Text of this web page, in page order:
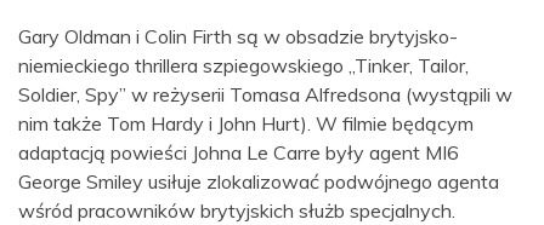
Gary Oldman i Colin Firth są w obsadzie brytyjsko-
niemieckiego thrillera szpiegowskiego „Tinker, Tailor,
Soldier, Spy” w reżyserii Tomasa Alfredsona (wystąpili w
nim także Tom Hardy i John Hurt). W filmie będącym
adaptacją powieści Johna Le Carre były agent MI6
George Smiley usiłuje zlokalizować podwójnego agenta
wśród pracowników brytyjskich służb specjalnych.